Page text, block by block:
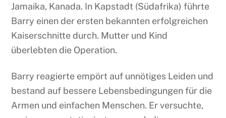
Jamaika, Kanada. In Kapstadt (Südafrika) führte
Barry einen der ersten bekannten erfolgreichen
Kaiserschnitte durch. Mutter und Kind
überlebten die Operation.
Barry reagierte empört auf unnötiges Leiden und
bestand auf bessere Lebensbedingungen für die
Armen und einfachen Menschen. Er versuchte,